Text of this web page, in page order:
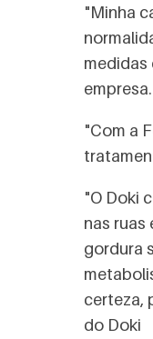
"Minha
medidas
"Com a
"O Doki
nas
gordura
certeza,
do Doki